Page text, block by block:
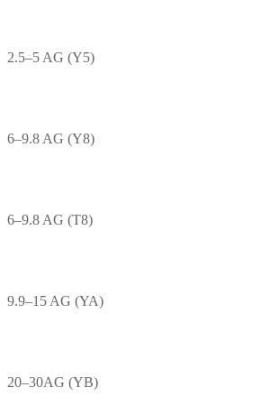
2.5–5 AG (Y5)
6–9.8 AG (Y8)
6–9.8 AG (T8)
9.9–15 AG (YA)
20–30AG (YB)